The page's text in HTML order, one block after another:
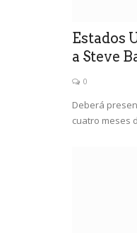
Estados
a Steve
0
Deberá
cuatro meses